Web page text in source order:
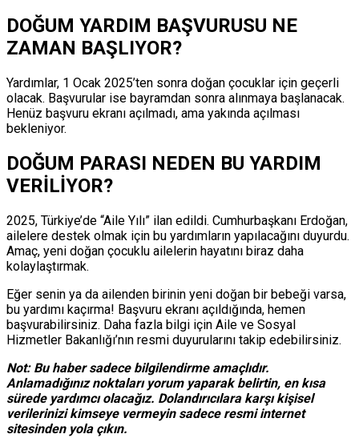
DOĞUM YARDIM BAŞVURUSU NE
ZAMAN BAŞLIYOR?
Yardımlar, 1 Ocak 2025’ten sonra doğan çocuklar için geçerli
olacak. Başvurular ise bayramdan sonra alınmaya başlanacak.
Henüz başvuru ekranı açılmadı, ama yakında açılması
bekleniyor.
DOĞUM PARASI NEDEN BU YARDIM
VERİLİYOR?
2025, Türkiye’de “Aile Yılı” ilan edildi. Cumhurbaşkanı Erdoğan,
ailelere destek olmak için bu yardımların yapılacağını duyurdu.
Amaç, yeni doğan çocuklu ailelerin hayatını biraz daha
kolaylaştırmak.
Eğer senin ya da ailenden birinin yeni doğan bir bebeği varsa,
bu yardımı kaçırma! Başvuru ekranı açıldığında, hemen
başvurabilirsiniz. Daha fazla bilgi için Aile ve Sosyal
Hizmetler Bakanlığı’nın resmi duyurularını takip edebilirsiniz.
Not: Bu haber sadece bilgilendirme amaçlıdır.
Anlamadığınız noktaları yorum yaparak belirtin, en kısa
sürede yardımcı olacağız. Dolandırıcılara karşı kişisel
verilerinizi kimseye vermeyin sadece resmi internet
sitesinden yola çıkın.